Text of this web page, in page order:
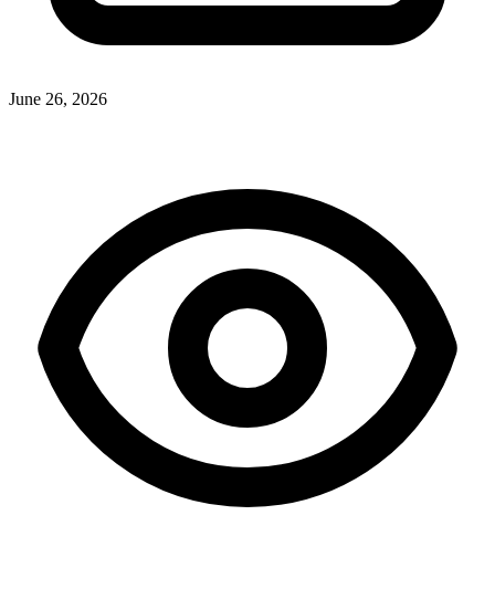
June 26, 2026